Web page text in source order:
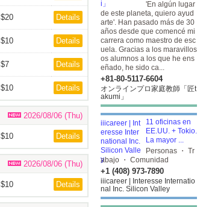
$20 Details
$10 Details
$7 Details
$10 Details
2026/08/06 (Thu)
$10 Details
2026/08/06 (Thu)
$10 Details
'En algún lugar
de este planeta, quiero ayud
arte'. Han pasado más de 30
años desde que comencé mi
carrera como maestro de esc
uela. Gracias a los maravillos
os alumnos a los que he ens
eñado, he sido ca...
+81-80-5117-6604
オンラインプロ家庭教師「匠t
akumi」
11 oficinas en
EE.UU. + Tokio.
La mayor ...
Personas ・ Tr
abajo ・ Comunidad
+1 (408) 973-7890
iiicareer | Interesse Internatio
nal Inc. Silicon Valley